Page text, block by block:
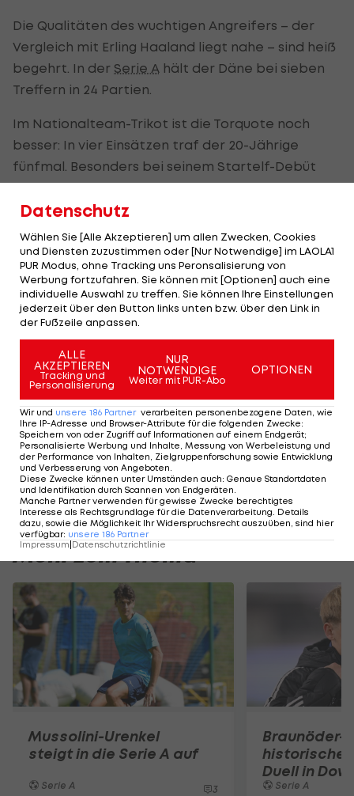
Die Qualitäten des wuchtigen Angreifers – der
Vergleich mit Erling Haaland liegt nahe – sind heiß
begehrt. In der Serie A hält der Däne bei sieben
Treffern in 24 Partien.
Im Nationalteam-Trikot ist die Torquote noch
besser: In vier Einsätzen traf der 20-Jährige
fünfmal. Besonders bei seinem Startelf-Debüt
sorgte er mit dem Hattrick gegen Finnland für
Furore.
Längst strecken internationale Top-Klubs ihre
Fühler nach dem Stürmer-Talent aus. Ein Wechsel
im Sommer käme nicht überraschend. Zuletzt
wurde auch der FC Bayern München mit dem
Angreifer in Verbindung gebracht (
Nach Informationen von "Sky" ist Höjlund
allerdings kein Thema bei den Münchnern. Mit
Napoli,Real Madridoder Arsenal als kolportierte
andere Interessenten hat der ehemalige Sturm-
Spieler dennoch die Qual der Vereinswahl, sollte
er nach dem Ende der Saison den nächsten
Schritt wagen wollen.
Mehr zum Thema
Mussolini-Urenkel
steigt in die Serie A auf
Serie A 3
Braunöder-
Duell in
Serie A
Datenschutz
Wählen Sie [Alle Akzeptieren] um allen Zwecken, Cookies
und Diensten zuzustimmen oder [Nur Notwendige] im LAOLA1
PUR Modus, ohne Tracking uns Peronsalisierung von
Werbung fortzufahren. Sie können mit [Optionen] auch eine
individuelle Auswahl zu treffen. Sie können Ihre Einstellungen
jederzeit über den Button links unten bzw. über den Link in
der Fußzeile anpassen.
ALLE
AKZEPTIEREN
Tracking und
Personalisierung
NUR
NOTWENDIGE
Weiter mit PUR-Abo
OPTIONEN
Wir und unsere 186 Partner verarbeiten personenbezogene Daten, wie
Ihre IP-Adresse und Browser-Attribute für die folgenden Zwecke:
Speichern von oder Zugriff auf Informationen auf einem Endgerät;
Personalisierte Werbung und Inhalte, Messung von Werbeleistung und
der Performance von Inhalten, Zielgruppenforschung sowie Entwicklung
und Verbesserung von Angeboten.
Diese Zwecke können unter Umständen auch: Genaue Standortdaten
und Identifikation durch Scannen von Endgeräten.
Manche Partner verwenden für gewisse Zwecke berechtigtes
Interesse als Rechtsgrundlage für die Datenverarbeitung. Details
dazu, sowie die Möglichkeit Ihr Widerspruchsrecht auszuüben, sind hier
verfügbar: unsere 186 Partner
Impressum Datenschutzrichtlinie